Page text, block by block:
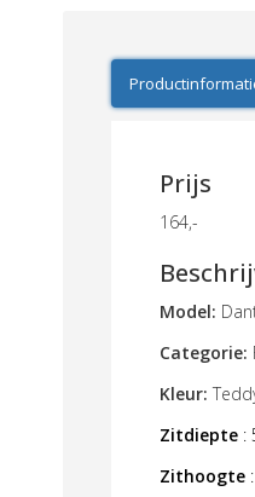
Prijs
164,-
Model:
Categorie:
Kleur:
Zitdiepte :
Zithoogte